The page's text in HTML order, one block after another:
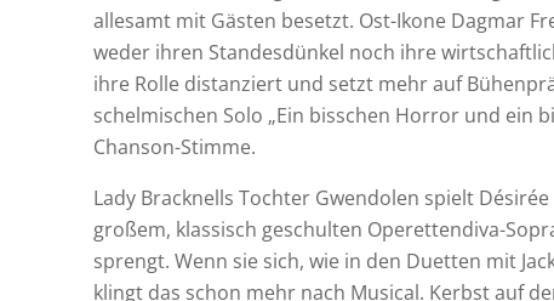
allesamt mit Gästen besetzt. Ost-Ikone Dagmar
weder ihren Standesdünkel noch ihre
ihre Rolle distanziert und setzt mehr auf
schelmischen Solo „Ein bisschen Horror und ein
Chanson-Stimme.
Lady Bracknells Tochter Gwendolen spielt
großem, klassisch geschulten Operettendiva-
sprengt. Wenn sie sich, wie in den Duetten mit
klingt das schon mehr nach Musical. Kerbst auf